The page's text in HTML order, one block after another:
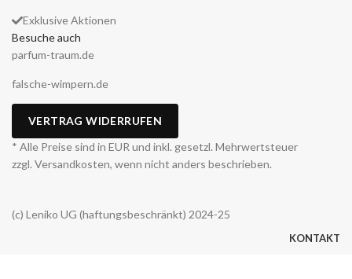
Exklusive Aktionen
Besuche auch
parfum-traum.de
falsche-wimpern.de
VERTRAG WIDERRUFEN
* Alle Preise sind in EUR und inkl. gesetzl. Mehrwertsteuer
zzgl. Versandkosten, wenn nicht anders beschrieben.
(c) Leniko UG (haftungsbeschränkt) 2024-25
KONTAKT